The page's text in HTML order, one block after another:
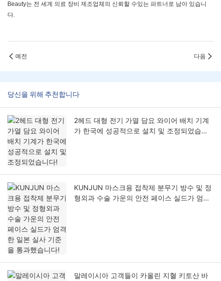
Beauty는 전 세계 의료 장비 제조업체의 신뢰할 수있는 파트너로 남아 있습니
다.
예전 다음
당신을 위해 추천합니다
2헤드 대형 전기 가열 담요 와이어 배치 기계
가 한국에 성공적으로 설치 및 조정되었습니
KUNJUN 마스크용 접착제 분무기 방수 및 정
형외과 수술 가운의 안전 페이스 실드가 엄격
말레이시아 고객들이 카올린 지혈 키토산 바